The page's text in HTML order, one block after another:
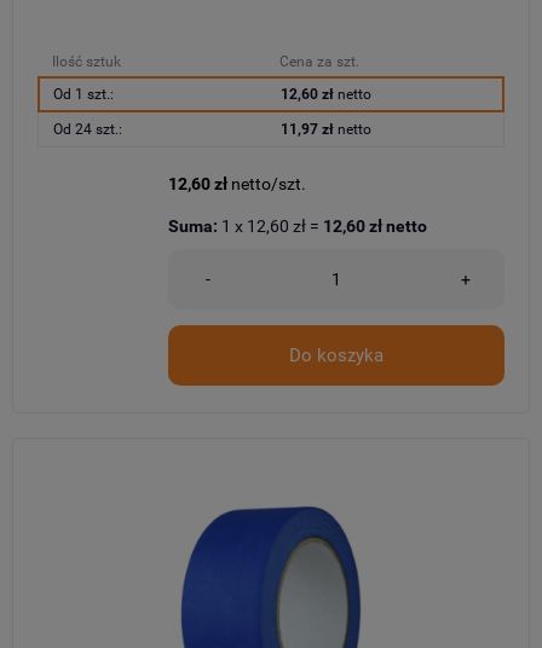
Ilość sztuk
Cena za szt.
Od 1 szt.:
12,60 złnetto
Od 24 szt.: 11,97 złnetto
12,60 zł netto/szt.
- +
Do koszyka
Suma: 1 x 12,60 zł = 12,60 złnetto